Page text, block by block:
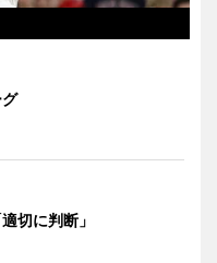
切に判断」